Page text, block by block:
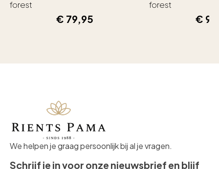
forest
€ 79,95
forest
€
We helpen je graag persoonlijk bij al je vragen.
Schrijf je in voor onze nieuwsbrief en blijf